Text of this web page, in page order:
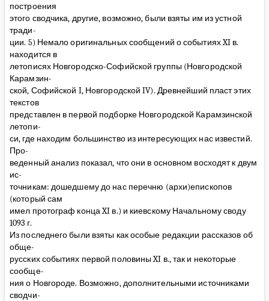
построения
этого сводчика, другие, возможно, были взяты им из устной
тради-
ции. 5) Немало оригинальных сообщений о событиях XI в.
находится в
летописях Новгородско-Софийской группы (Новгородской
Карамзин-
ской, Софийской I, Новгородской IV). Древнейший пласт этих
текстов
представлен в первой подборке Новгородской Карамзинской
летопи-
си, где находим большинство из интересующих нас известий.
Про-
веденный анализ показал, что они в основном восходят к двум
ис-
точникам: дошедшему до нас перечню (архи)епископов
(который сам
имел протограф конца XI в.) и киевскому Начальному своду
1093 г.
Из последнего были взяты как особые редакции рассказов об
обще-
русских событиях первой половины XI в., так и некоторые
сообще-
ния о Новгороде. Возможно, дополнительными источниками
сводчи-